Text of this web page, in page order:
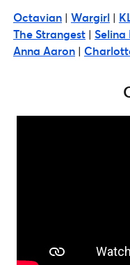
Octavian | Wargirl |
The Strangest | Selina
Anna Aaron |